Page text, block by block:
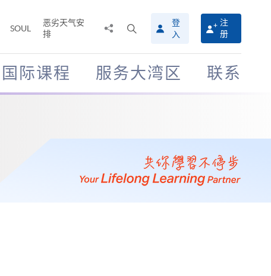
SOUL
恶劣天气安
排
搜
寻
介
面
登
入
注
册
国际课程 服务大湾区 联系